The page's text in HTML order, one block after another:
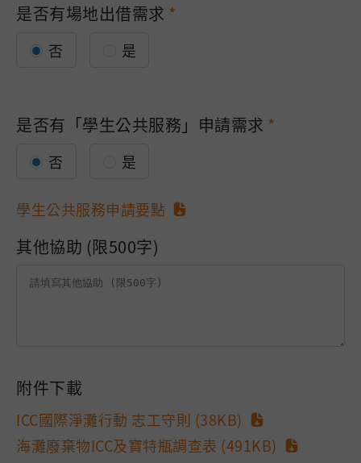
是否有場地出借需求
否 是
是否有「學生公共服務」申請需求
否 是
學生公共服務申請要點
其他協助 (限500字)
附件下載
ICC國際淨灘行動 志工守則 (38KB)
海灘廢棄物ICC及寶特瓶調查表 (491KB)